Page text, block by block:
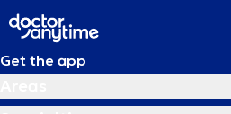
Get the app